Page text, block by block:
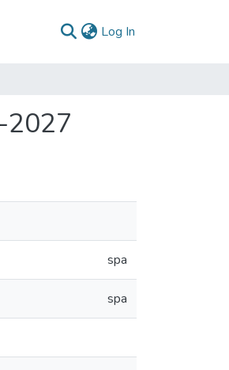
Log In
2027
spa
spa